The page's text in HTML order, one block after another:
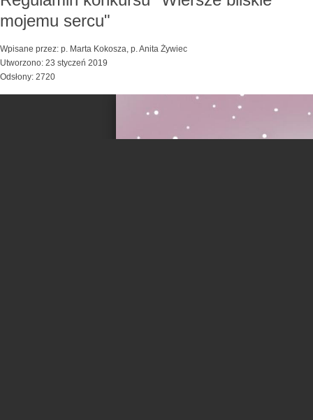
mojemu sercu"
Wpisane przez: p. Marta Kokosza, p. Anita Żywiec
Utworzono: 23 styczeń 2019
Odsłony: 2720